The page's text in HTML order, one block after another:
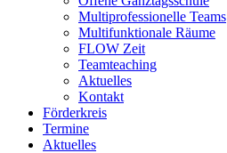
Multiprofessionelle Teams
Multifunktionale Räume
FLOW Zeit
Teamteaching
Aktuelles
Kontakt
Förderkreis
Termine
Aktuelles